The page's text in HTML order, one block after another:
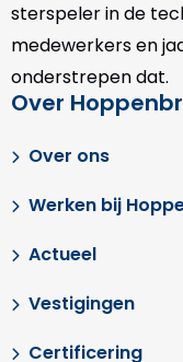
sterspeler in de
medewerkers en
onderstrepen dat.
Over
Over ons
Werken bij
Actueel
Vestigingen
Certificering